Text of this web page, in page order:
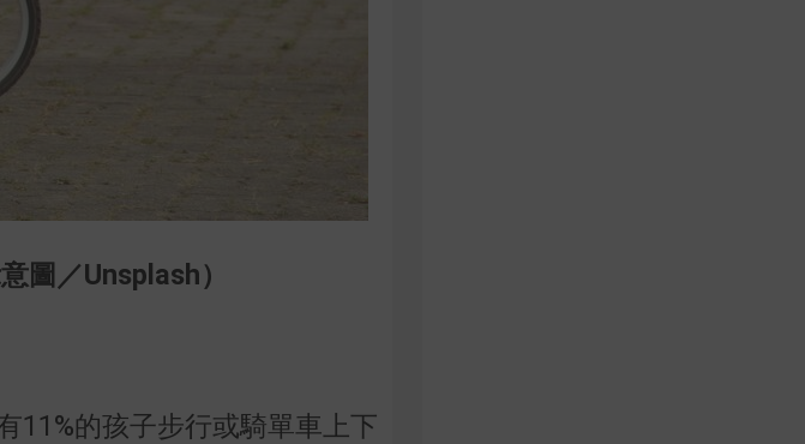
圖／Unsplash）
11%的孩子步行或騎單車上下